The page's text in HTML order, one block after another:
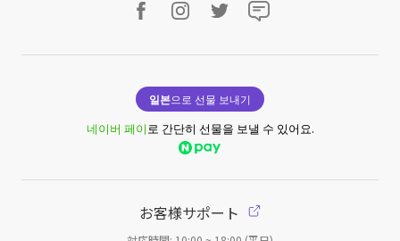
일본으로 선물 보내기
네이버 페이로 간단히 선물을 보낼 수 있어요.
お客様サポート